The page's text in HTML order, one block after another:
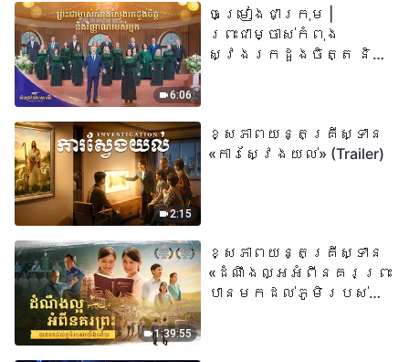
មានជីវិតអស់កល្ប
ជានិច្ច» មានន័យដូច
ម្តេចពិតប្រាកដ?
6:06
ចម្រៀងជាក្រុម |
ព្រះជាម្ចាស់កំពុង
ស្វែងរកដួងចិត្ត និង
2:15
ខ្សែភាពយន្តគ្រីស្ទាន
«ការស្វែងយល់» (Trailer)
1:39:55
ខ្សែភាពយន្តគ្រីស្ទាន
«ដំណឹងល្អអំពីនគរព្រះ
បានមកដល់​ភូមិរបស់